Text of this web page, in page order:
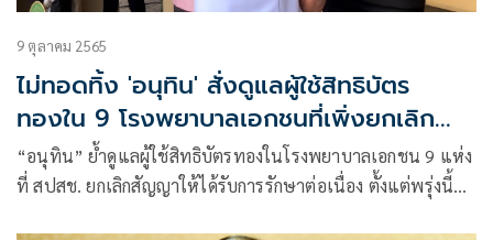
9 ตุลาคม 2565
ไม่ทอดทิ้ง 'อนุทิน' สั่งดูแลผู้ใช้สิทธิบัตร
ทองใน 9 โรงพยาบาลเอกชนที่เพิ่งยกเลิก
สัญญา
“อนุทิน” ย้ำดูแลผู้ใช้สิทธิบัตรทองในโรงพยาบาลเอกชน 9 แห่ง
ที่ สปสช. ยกเลิกสัญญาให้ได้รับการรักษาต่อเนื่อง ตั้งแต่พรุ่งนี้